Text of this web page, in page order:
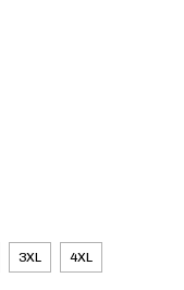
3XL 4XL